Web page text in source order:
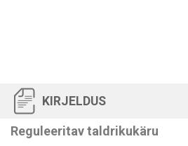
KIRJELDUS
Reguleeritav taldrikukäru